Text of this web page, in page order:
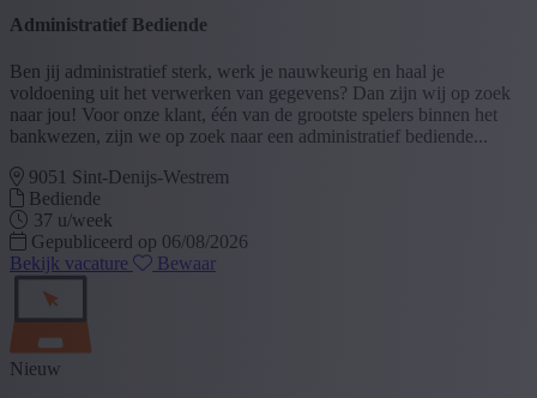
Administratief Bediende
Ben jij administratief sterk, werk je nauwkeurig en haal je
voldoening uit het verwerken van gegevens? Dan zijn wij op zoek
naar jou! Voor onze klant, één van de grootste spelers binnen het
bankwezen, zijn we op zoek naar een administratief bediende...
9051 Sint-Denijs-Westrem
Bediende
37 u/week
Gepubliceerd op 06/08/2026
Bekijk vacature
Bewaar
Nieuw